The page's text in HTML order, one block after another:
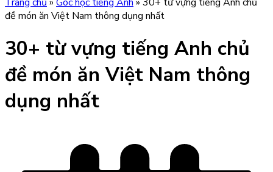
đề món ăn Việt Nam thông dụng nhất
30+ từ vựng tiếng Anh chủ
đề món ăn Việt Nam thông
dụng nhất